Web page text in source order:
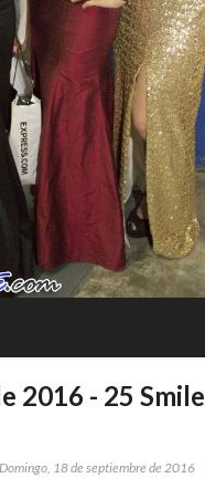
2016 - 25 Smile
Domingo, 18 de septiembre de 2016